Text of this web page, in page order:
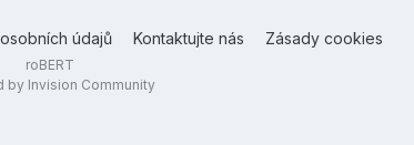
údajů Kontaktujte nás Zásady cookies
roBERT
by Invision Community